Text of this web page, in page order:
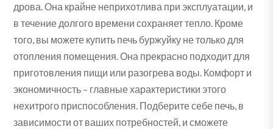
дрова. Она крайне неприхотлива при эксплуатации, и
в течение долгого времени сохраняет тепло. Кроме
того, вы можете купить печь буржуйку не только для
отопления помещения. Она прекрасно подходит для
приготовления пищи или разогрева воды. Комфорт и
экономичность – главные характеристики этого
нехитрого приспособления. Подберите себе печь, в
зависимости от ваших потребностей, и сможете